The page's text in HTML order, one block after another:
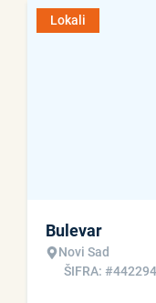
Lokali
Bulevar
Novi Sad
ŠIFRA: #442294